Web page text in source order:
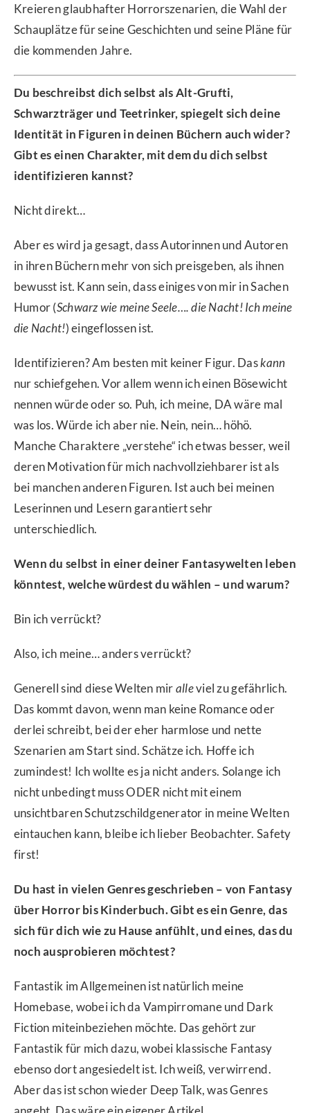
Kreieren glaubhafter Horrorszenarien, die Wahl der
Schauplätze für seine Geschichten und seine Pläne für
die kommenden Jahre.
Du beschreibst dich selbst als Alt-Grufti,
Schwarzträger und Teetrinker, spiegelt sich deine
Identität in Figuren in deinen Büchern auch wider?
Gibt es einen Charakter, mit dem du dich selbst
identifizieren kannst?
Nicht direkt…
Aber es wird ja gesagt, dass Autorinnen und Autoren
in ihren Büchern mehr von sich preisgeben, als ihnen
bewusst ist. Kann sein, dass einiges von mir in Sachen
Humor (Schwarz wie meine Seele…. die Nacht! Ich meine
die Nacht!) eingeflossen ist.
Identifizieren? Am besten mit keiner Figur. Daskann
nur schiefgehen. Vor allem wenn ich einen Bösewicht
nennen würde oder so. Puh, ich meine, DA wäre mal
was los. Würde ich aber nie. Nein, nein… höhö.
Manche Charaktere „verstehe“ ich etwas besser, weil
deren Motivation für mich nachvollziehbarer ist als
bei manchen anderen Figuren. Ist auch bei meinen
Leserinnen und Lesern garantiert sehr
unterschiedlich.
Wenn du selbst in einer deiner Fantasywelten leben
könntest, welche würdest du wählen – und warum?
Bin ich verrückt?
Also, ich meine… anders verrückt?
Generell sind diese Welten miralleviel zu gefährlich.
Das kommt davon, wenn man keine Romance oder
derlei schreibt, bei der eher harmlose und nette
Szenarien am Start sind. Schätze ich. Hoffe ich
zumindest! Ich wollte es ja nicht anders. Solange ich
nicht unbedingt muss ODER nicht mit einem
unsichtbaren Schutzschildgenerator in meine Welten
eintauchen kann, bleibe ich lieber Beobachter. Safety
first!
Du hast in vielen Genres geschrieben – von Fantasy
über Horror bis Kinderbuch. Gibt es ein Genre, das
sich für dich wie zu Hause anfühlt, und eines, das du
noch ausprobieren möchtest?
Fantastik im Allgemeinen ist natürlich meine
Homebase, wobei ich da Vampirromane und Dark
Fiction miteinbeziehen möchte. Das gehört zur
Fantastik für mich dazu, wobei klassische Fantasy
ebenso dort angesiedelt ist. Ich weiß, verwirrend.
Aber das ist schon wieder Deep Talk, was Genres